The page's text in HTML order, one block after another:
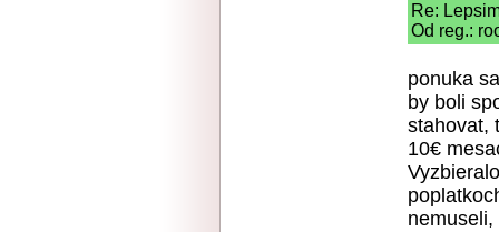
Re:
Od reg.:
ponuka
by boli
stahovat,
10€